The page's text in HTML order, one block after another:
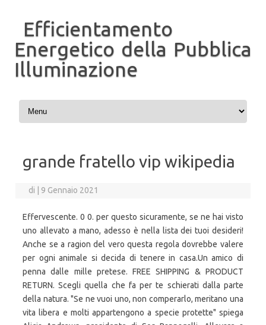
Efficientamento
Energetico della Pubblica
Illuminazione
Vai al contenuto
grande fratello vip wikipedia
di 9 Gennaio 2021
Effervescente. 0 0. per questo sicuramente, se ne hai visto
uno allevato a mano, adesso è nella lista dei tuoi desideri!
Anche se a ragion del vero questa regola dovrebbe valere
per ogni animale si decida di tenere in casa.Un amico di
penna dalle mille pretese. FREE SHIPPING & PRODUCT
RETURN. Scegli quella che fa per te schierati dalla parte
della natura. "Se ne vuoi uno, non comperarlo, meritano una
vita libera e molti appartengono a specie protette" spiega